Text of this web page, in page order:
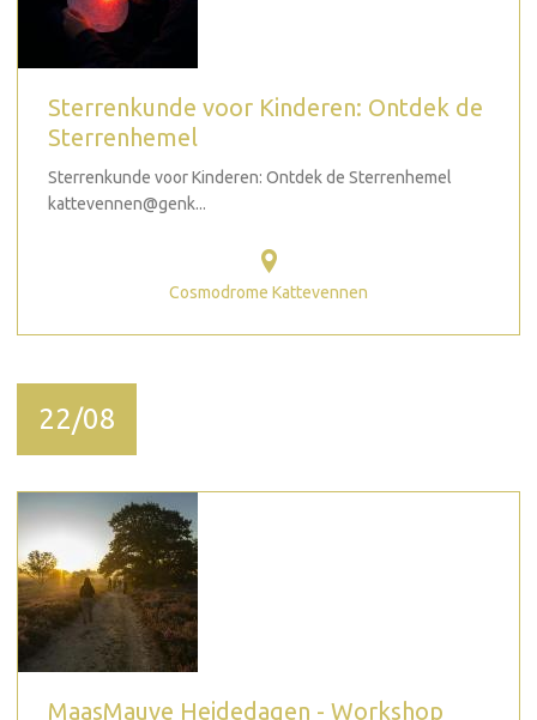
Sterrenkunde voor Kinderen: Ontdek de
Sterrenhemel
Sterrenkunde voor Kinderen: Ontdek de Sterrenhemel
kattevennen@genk...
Cosmodrome Kattevennen
22/08
MaasMauve Heidedagen - Workshop